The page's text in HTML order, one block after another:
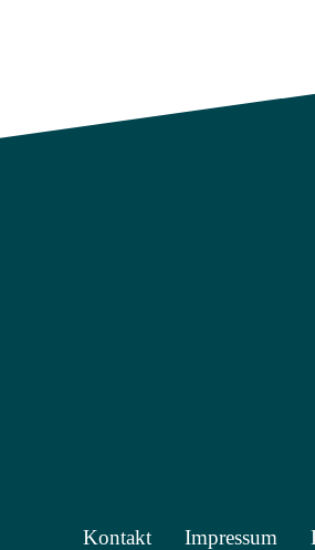
Kontakt Impressum